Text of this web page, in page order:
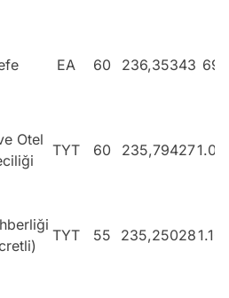
EA 60 236,35343
Otel
TYT 60 235,79427
TYT 55 235,25028